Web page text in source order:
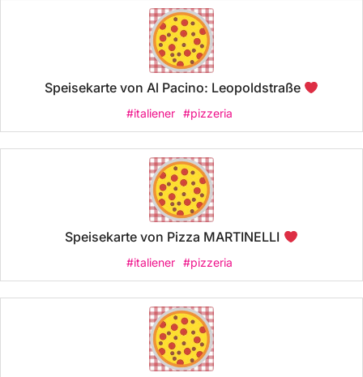
Speisekarte von Al Pacino: Leopoldstraße
#italiener #pizzeria
Speisekarte von Pizza MARTINELLI
#italiener #pizzeria